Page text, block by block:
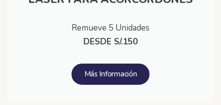
Remueve 5 Unidades
DESDE S/.150
Más Información